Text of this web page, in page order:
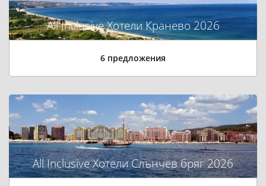
All Inclusive Хотели Кранево 2026
6 предложения
All Inclusive Хотели Слънчев бряг 2026